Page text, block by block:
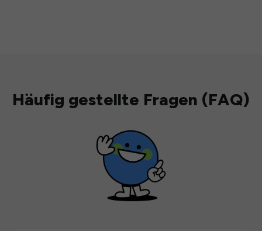
Häufig gestellte Fragen (FAQ)